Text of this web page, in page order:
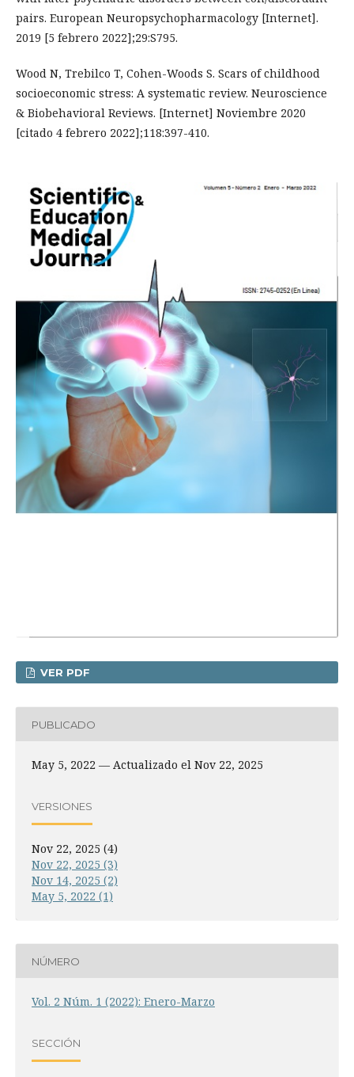
pairs. European Neuropsychopharmacology [Internet].
2019 [5 febrero 2022];29:S795.
Wood N, Trebilco T, Cohen-Woods S. Scars of childhood
socioeconomic stress: A systematic review. Neuroscience
& Biobehavioral Reviews. [Internet] Noviembre 2020
[citado 4 febrero 2022];118:397-410.
VER PDF
PUBLICADO
May 5, 2022 — Actualizado el Nov 22, 2025
VERSIONES
Nov 22, 2025 (4)
Nov 22, 2025 (3)
Nov 14, 2025 (2)
May 5, 2022 (1)
NÚMERO
Vol. 2 Núm. 1 (2022): Enero-Marzo
SECCIÓN